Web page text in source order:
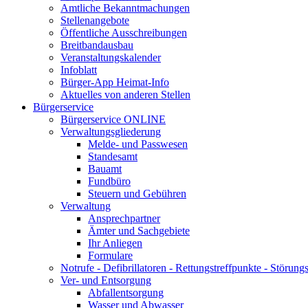
Amtliche Bekanntmachungen
Stellenangebote
Öffentliche Ausschreibungen
Breitbandausbau
Veranstaltungskalender
Infoblatt
Bürger-App Heimat-Info
Aktuelles von anderen Stellen
Bürgerservice
Bürgerservice ONLINE
Verwaltungsgliederung
Melde- und Passwesen
Standesamt
Bauamt
Fundbüro
Steuern und Gebühren
Verwaltung
Ansprechpartner
Ämter und Sachgebiete
Ihr Anliegen
Formulare
Notrufe - Defibrillatoren - Rettungstreffpunkte -
Ver- und Entsorgung
Abfallentsorgung
Wasser und Abwasser